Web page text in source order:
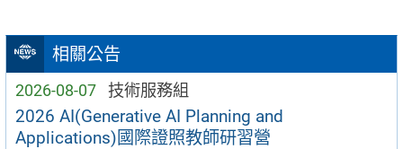
相關公告
2026-08-07 技術服務組
2026 AI(Generative AI Planning and
Applications)國際證照教師研習營